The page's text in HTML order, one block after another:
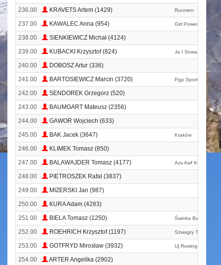
236.00
KRAVETS Artem (1429) Runmen
237.00 KAWALEC Anna (954) Girl Power
238.00
SIENKIEWICZ Michał (4124)
239.00
KUBACKI Krzysztof (824) Ja I Sowa
240.00
DOBOSZ Artur (336)
241.00
BARTOSIEWICZ Marcin (3720) Pgp Sportowa
242.00
SENDOREK Grzegorz (520)
243.00
BAUMGART Mateusz (2356)
244.00
GAWOR Wojciech (633)
245.00
BAK Jacek (3647) Kraków
246.00
KLIMEK Tomasz (850)
247.00
BALAWAJDER Tomasz (4177) Azs Awf Kraków
248.00
PIETROSZEK Rafal (3837)
249.00
MIZERSKI Jan (987)
250.00
KURA Adam (4283)
251.00
BIELA Tomasz (1250) Świnka Bandi
252.00 ROEHRICH Krzysztof (1197) Szwagry Team
253.00 GOTFRYD Mirosław (3932) Uj Rowing Crew
254.00
ARTER Angelika (2902)